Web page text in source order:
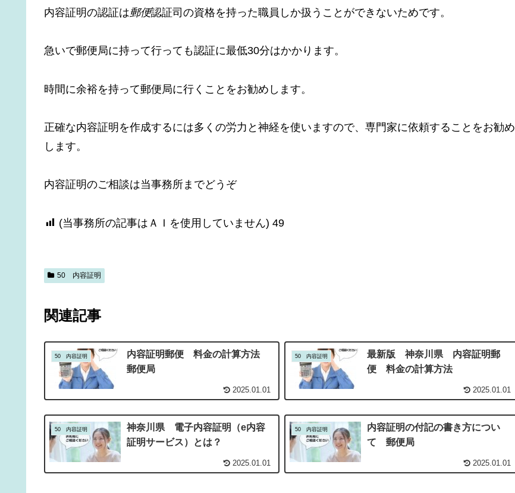
内容証明の認証は郵便認証司の資格を持った職員しか扱うことができないためです。
急いで郵便局に持って行っても認証に最低30分はかかります。
時間に余裕を持って郵便局に行くことをお勧めします。
正確な内容証明を作成するには多くの労力と神経を使いますので、専門家に依頼することをお勧め
します。
内容証明のご相談は当事務所までどうぞ
(当事務所の記事はＡＩを使用していません) 49
50 内容証明
関連記事
50 内容証明
内容証明郵便 料金の計算方法
郵便局
2025.01.01
50 内容証明
最新版 神奈川県 内容証明郵
便 料金の計算方法
2025.01.01
50 内容証明
神奈川県 電子内容証明（e内容
証明サービス）とは？
2025.01.01
50 内容証明
内容証明の付記の書き方につい
て 郵便局
2025.01.01